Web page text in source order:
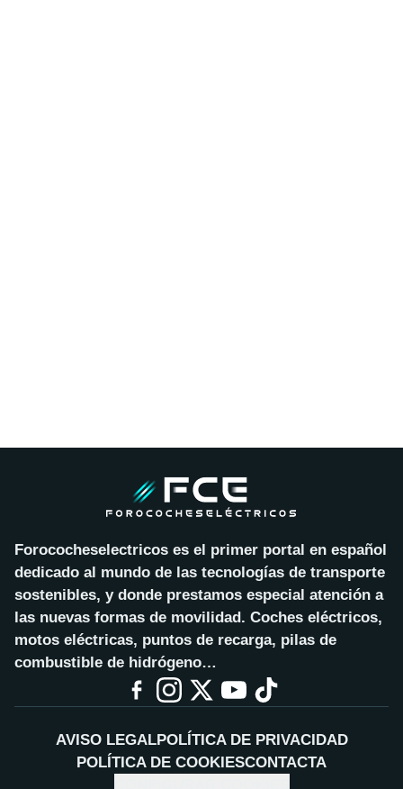
Forococheselectricos es el primer portal en español
dedicado al mundo de las tecnologías de transporte
sostenibles, y donde prestamos especial atención a
las nuevas formas de movilidad. Coches eléctricos,
motos eléctricas, puntos de recarga, pilas de
combustible de hidrógeno…
AVISO LEGALPOLÍTICA DE PRIVACIDAD
POLÍTICA DE COOKIESCONTACTA